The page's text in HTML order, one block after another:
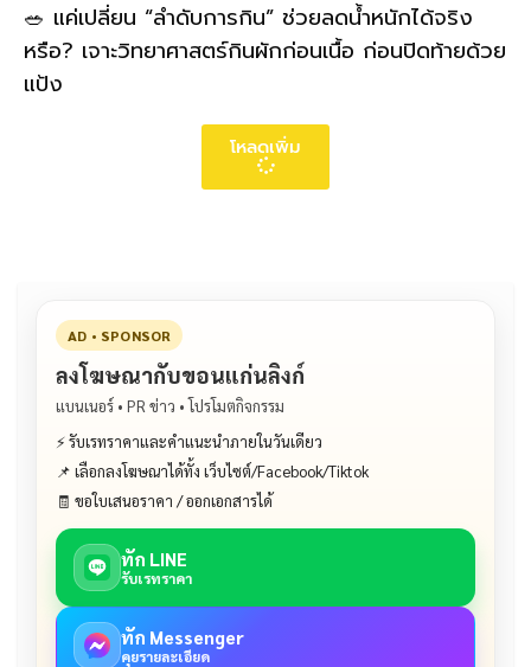
🥗 แค่เปลี่ยน “ลำดับการกิน” ช่วยลดน้ำหนักได้จริง
หรือ? เจาะวิทยาศาสตร์กินผักก่อนเนื้อ ก่อนปิดท้ายด้วย
แป้ง
โหลดเพิ่ม
AD • SPONSOR
ลงโฆษณากับขอนแก่นลิงก์
แบนเนอร์ • PR ข่าว • โปรโมตกิจกรรม
⚡ รับเรทราคาและคำแนะนำภายในวันเดียว
📌 เลือกลงโฆษณาได้ทั้ง เว็บไซต์/Facebook/Tiktok
🧾 ขอใบเสนอราคา / ออกเอกสารได้
ทัก LINE
รับเรทราคา
ทัก Messenger
คุยรายละเอียด